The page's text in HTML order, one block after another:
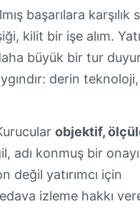
başarılara karşılık
kilit bir işe alım.
büyük bir tur
derin teknoloji,
objektif,
adı konmuş bir
değil yatırımcı için
izleme hakkı